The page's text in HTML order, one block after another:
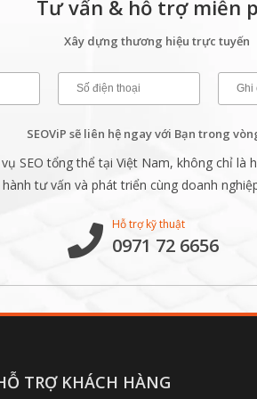
Tư vấn & hỗ trợ miễn
Xây dựng thương hiệu trực tuyến
SEOViP sẽ liên hệ ngay với Bạn trong
SEO tổng thể tại Việt Nam, không chỉ
hành tư vấn và phát triển cùng doanh
Hỗ trợ kỹ thuật
0971 72 6656
TRỢ KHÁCH HÀNG